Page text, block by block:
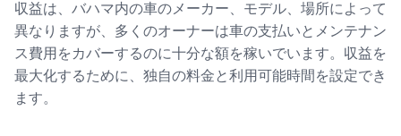
収益は、バハマ内の車のメーカー、モデル、場所によって
異なりますが、多くのオーナーは車の支払いとメンテナン
ス費用をカバーするのに十分な額を稼いでいます。収益を
最大化するために、独自の料金と利用可能時間を設定でき
ます。